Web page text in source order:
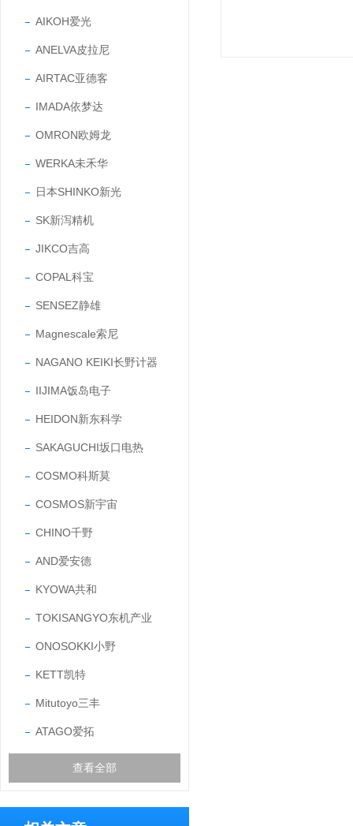
AIKOH爱光
ANELVA皮拉尼
AIRTAC亚德客
IMADA依梦达
OMRON欧姆龙
WERKA未禾华
日本SHINKO新光
SK新泻精机
JIKCO吉高
COPAL科宝
SENSEZ静雄
Magnescale索尼
NAGANO KEIKI长野计器
IIJIMA饭岛电子
HEIDON新东科学
SAKAGUCHI坂口电热
COSMO科斯莫
COSMOS新宇宙
CHINO千野
AND爱安德
KYOWA共和
TOKISANGYO东机产业
ONOSOKKI小野
KETT凯特
Mitutoyo三丰
ATAGO爱拓
查看全部